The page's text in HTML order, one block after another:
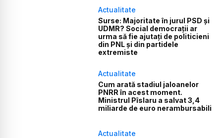
Actualitate
Surse: Majoritate în jurul PSD și
UDMR? Social democrații ar
urma să fie ajutați de politicieni
din PNL și din partidele
extremiste
Actualitate
Cum arată stadiul jaloanelor
PNRR în acest moment.
Ministrul Pîslaru a salvat 3,4
miliarde de euro nerambursabili
Actualitate